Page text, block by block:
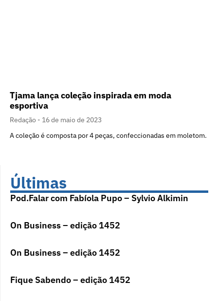
Tjama lança coleção inspirada em moda
esportiva
Redação
16 de maio de 2023
A coleção é composta por 4 peças, confeccionadas em moletom.
Últimas
Pod.Falar com Fabíola Pupo – Sylvio Alkimin
On Business – edição 1452
On Business – edição 1452
Fique Sabendo – edição 1452